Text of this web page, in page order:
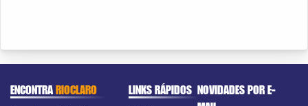
ENCONTRARIOCLARO LINKS RÁPIDOS NOVIDADES POR E-